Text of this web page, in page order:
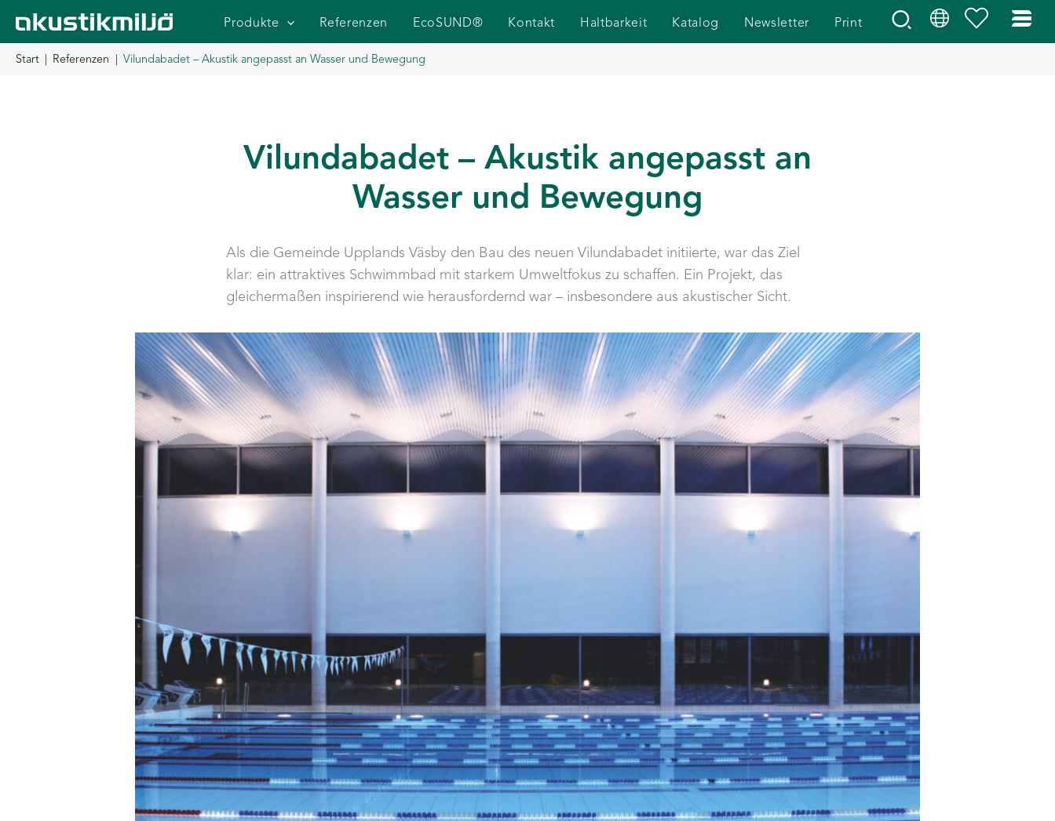
Inhalt
springen
Produkte Referenzen EcoSUND® Kontakt Haltbarkeit Katalog Newsletter Print
Start Referenzen Vilundabadet – Akustik angepasst an Wasser und Bewegung
Vilundabadet – Akustik angepasst an
Wasser und Bewegung
Als die Gemeinde Upplands Väsby den Bau des neuen Vilundabadet initiierte, war das Ziel
klar: ein attraktives Schwimmbad mit starkem Umweltfokus zu schaffen. Ein Projekt, das
gleichermaßen inspirierend wie herausfordernd war – insbesondere aus akustischer Sicht.